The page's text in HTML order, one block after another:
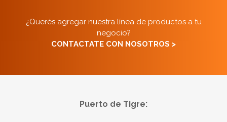
¿Querés agregar nuestra línea de productos a tu
negocio?
CONTACTATE CON NOSOTROS >
Puerto de Tigre: